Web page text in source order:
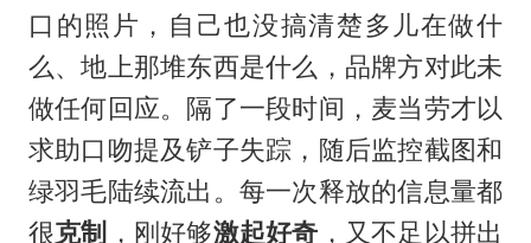
口的照片，自己也没搞清楚多儿在做什
么、地上那堆东西是什么，品牌方对此未
做任何回应。隔了一段时间，麦当劳才以
求助口吻提及铲子失踪，随后监控截图和
绿羽毛陆续流出。每一次释放的信息量都
很克制 ，刚好够激起好奇 ，又不足以拼出